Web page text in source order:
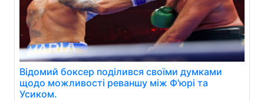
Відомий боксер поділився своїми думками
щодо можливості реваншу між Ф'юрі та
Усиком.